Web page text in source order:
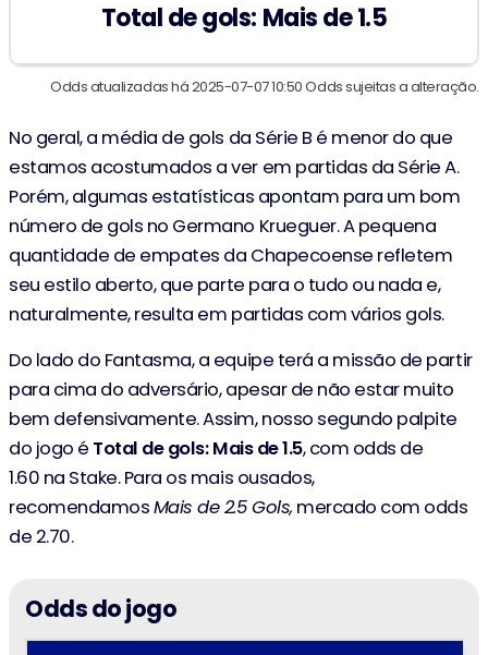
Total de gols: Mais de 1.5
Odds atualizadas há 2025-07-07 10:50 Odds sujeitas a alteração.
No geral, a média de gols da Série B é menor do que
estamos acostumados a ver em partidas da Série A.
Porém, algumas estatísticas apontam para um bom
número de gols no Germano Krueguer. A pequena
quantidade de empates da Chapecoense refletem
seu estilo aberto, que parte para o tudo ou nada e,
naturalmente, resulta em partidas com vários gols.
Do lado do Fantasma, a equipe terá a missão de partir
para cima do adversário, apesar de não estar muito
bem defensivamente. Assim, nosso segundo palpite
do jogo é Total de gols: Mais de 1.5, com odds de
1.60 na Stake. Para os mais ousados,
recomendamosMais de 2.5 Gols,mercado com odds
de 2.70.
Odds do jogo